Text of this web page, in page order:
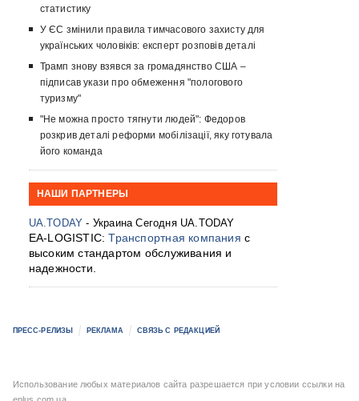
статистику
У ЄС змінили правила тимчасового захисту для
українських чоловіків: експерт розповів деталі
Трамп знову взявся за громадянство США –
підписав укази про обмеження "пологового
туризму"
"Не можна просто тягнути людей": Федоров
розкрив деталі реформи мобілізації, яку готувала
його команда
НАШИ ПАРТНЕРЫ
UA.TODAY - Украина Сегодня UA.TODAY
EA-LOGISTIC:Транспортная компания с
высоким стандартом обслуживания и
надежности.
ПРЕСС-РЕЛИЗЫ РЕКЛАМА СВЯЗЬ С РЕДАКЦИЕЙ
Использование любых материалов сайта разрешается при условии ссылки на